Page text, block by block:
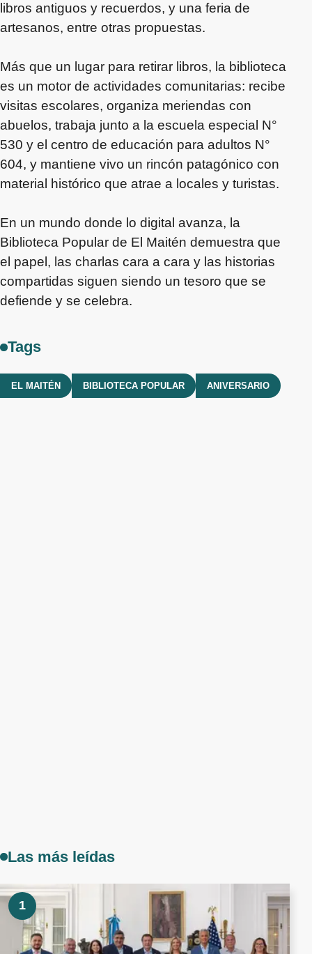
libros antiguos y recuerdos, y una feria de
artesanos, entre otras propuestas.
Más que un lugar para retirar libros, la biblioteca
es un motor de actividades comunitarias: recibe
visitas escolares, organiza meriendas con
abuelos, trabaja junto a la escuela especial N°
530 y el centro de educación para adultos N°
604, y mantiene vivo un rincón patagónico con
material histórico que atrae a locales y turistas.
En un mundo donde lo digital avanza, la
Biblioteca Popular de El Maitén demuestra que
el papel, las charlas cara a cara y las historias
compartidas siguen siendo un tesoro que se
defiende y se celebra.
Tags
EL MAITÉN BIBLIOTECA POPULAR ANIVERSARIO
Las más leídas
1